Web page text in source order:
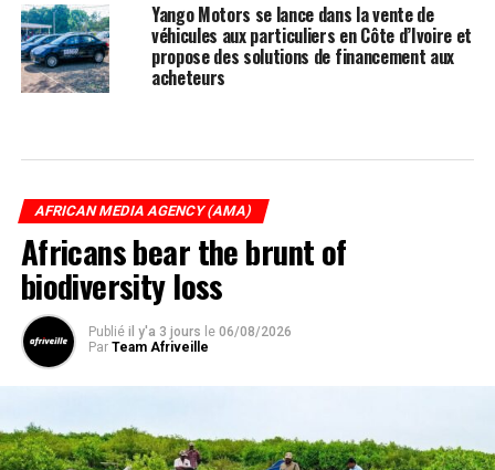
Yango Motors se lance dans la vente de
véhicules aux particuliers en Côte d’Ivoire et
propose des solutions de financement aux
acheteurs
AFRICAN MEDIA AGENCY (AMA)
Africans bear the brunt of
biodiversity loss
Publié il y'a 3 jours le 06/08/2026
Par Team Afriveille